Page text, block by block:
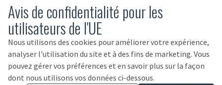
Avis de confidentialité pour les
utilisateurs de l'UE
Nous utilisons des cookies pour améliorer votre expérience,
analyser l'utilisation du site et à des fins de marketing. Vous
pouvez gérer vos préférences et en savoir plus sur la façon
dont nous utilisons vos données ci-dessous.